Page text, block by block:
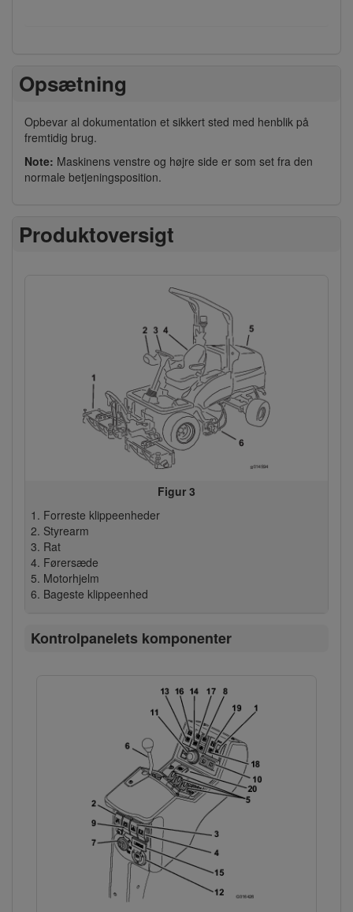
Opsætning
Opbevar al dokumentation et sikkert sted med henblik på
fremtidig brug.
Note: Maskinens venstre og højre side er som set fra den
normale betjeningsposition.
Produktoversigt
Figur 3
Forreste klippeenheder
Styrearm
Rat
Førersæde
Motorhjelm
Bageste klippeenhed
Kontrolpanelets komponenter